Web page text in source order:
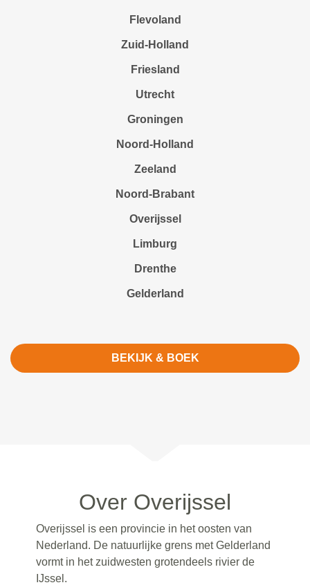
Flevoland
Zuid-Holland
Friesland
Utrecht
Groningen
Noord-Holland
Zeeland
Noord-Brabant
Overijssel
Limburg
Drenthe
Gelderland
BEKIJK & BOEK
Over Overijssel
Overijssel is een provincie in het oosten van
Nederland. De natuurlijke grens met Gelderland
vormt in het zuidwesten grotendeels rivier de
IJssel.